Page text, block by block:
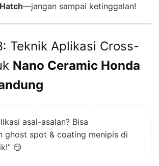
—jangan sampai ketinggalan!
Teknik Aplikasi Cross-
Nano Ceramic Honda
asal-asalan? Bisa
ghost spot & coating menipis di
😏